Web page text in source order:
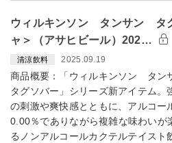
ウィルキンソン タンサン タ
ャ＞（アサヒビール）202…
清涼飲料 2025.09.19
商品概要：「ウィルキンソン タン
タグソバー」シリーズ新アイテム。
の刺激や爽快感とともに、アルコー
0.00％でありながら複雑な味わいが
るノンアルコールカクテルテイスト